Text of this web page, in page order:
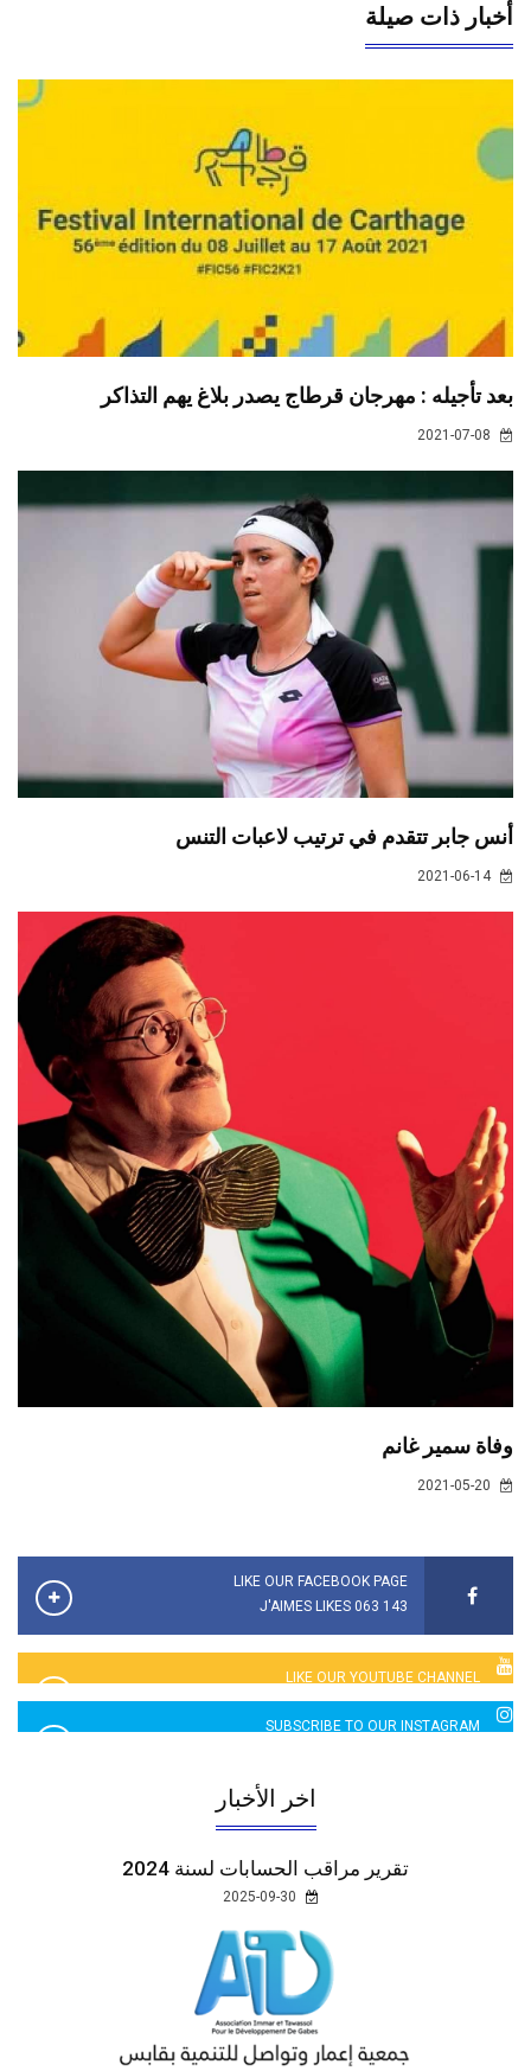
أخبار ذات صيلة
بعد تأجيله : مهرجان قرطاج يصدر بلاغ يهم التذاكر
أنس جابر تتقدم في ترتيب لاعبات التنس
2021-06-14
وفاة سمير غانم
LIKE OUR FACEBOOK PAGE
143 063 J'AIMES LIKES
LIKE OUR YOUTUBE CHANNEL
2760 LIKES
SUBSCRIBE TO OUR INSTAGRAM
اخر الأخبار
تقرير مراقب الحسابات لسنة 2024